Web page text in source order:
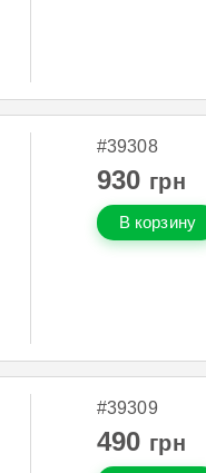
#39308
930 грн
В корзину
#39309
490 грн